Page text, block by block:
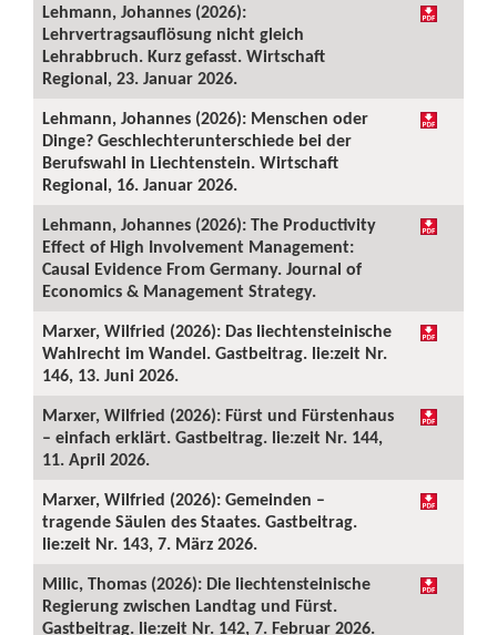
Lehmann, Johannes (2026):
Lehrvertragsauflösung nicht gleich
Lehrabbruch. Kurz gefasst. Wirtschaft
Regional, 23. Januar 2026.
Lehmann, Johannes (2026): Menschen oder
Dinge? Geschlechterunterschiede bei der
Berufswahl in Liechtenstein. Wirtschaft
Regional, 16. Januar 2026.
Lehmann, Johannes (2026): The Productivity
Effect of High Involvement Management:
Causal Evidence From Germany. Journal of
Economics & Management Strategy.
Marxer, Wilfried (2026): Das liechtensteinische
Wahlrecht im Wandel. Gastbeitrag. lie:zeit Nr.
146, 13. Juni 2026.
Marxer, Wilfried (2026): Fürst und Fürstenhaus
– einfach erklärt. Gastbeitrag. lie:zeit Nr. 144,
11. April 2026.
Marxer, Wilfried (2026): Gemeinden –
tragende Säulen des Staates. Gastbeitrag.
lie:zeit Nr. 143, 7. März 2026.
Milic, Thomas (2026): Die liechtensteinische
Regierung zwischen Landtag und Fürst.
Gastbeitrag. lie:zeit Nr. 142, 7. Februar 2026.